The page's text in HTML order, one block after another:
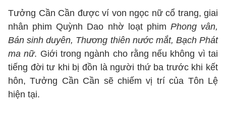
Tưởng Cần Cần được ví von ngọc nữ cổ trang, giai
nhân phim Quỳnh Dao nhờ loạt phim Phong vân,
Bán sinh duyên, Thương thiên nước mắt, Bạch Phát
ma nữ. Giới trong ngành cho rằng nếu không vì tai
tiếng đời tư khi bị đồn là người thứ ba trước khi kết
hôn, Tưởng Cần Cần sẽ chiếm vị trí của Tôn Lệ
hiện tại.